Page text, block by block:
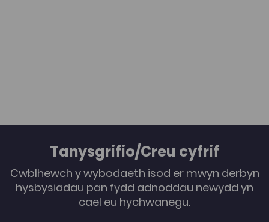
Tanysgrifio/Creu cyfrif
Cwblhewch y wybodaeth isod er mwyn derbyn
hysbysiadau pan fydd adnoddau newydd yn
cael eu hychwanegu.